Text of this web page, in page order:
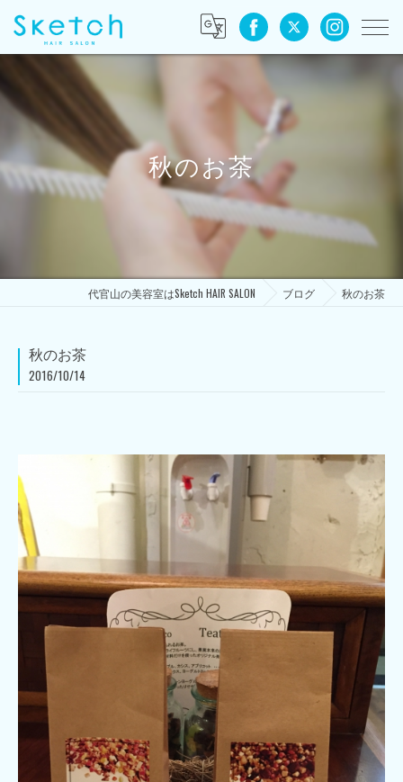
秋のお茶
代官山の美容室はSketch HAIR SALON ブログ 秋のお茶
秋のお茶
2016/10/14